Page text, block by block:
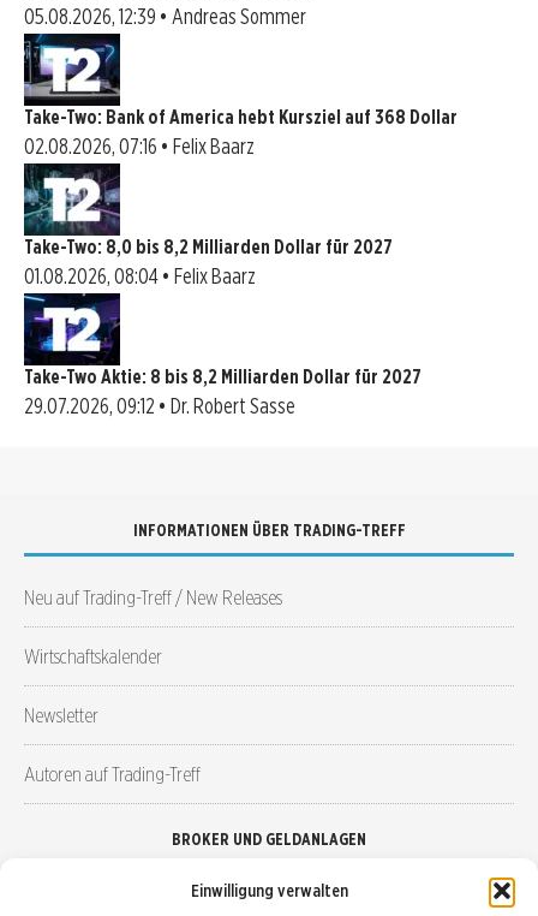
Einwilligung verwalten
05.08.2026, 12:39 • Andreas Sommer
Take-Two: Bank of America hebt Kursziel auf 368 Dollar
02.08.2026, 07:16 • Felix Baarz
Take-Two: 8,0 bis 8,2 Milliarden Dollar für 2027
01.08.2026, 08:04 • Felix Baarz
Take-Two Aktie: 8 bis 8,2 Milliarden Dollar für 2027
29.07.2026, 09:12 • Dr. Robert Sasse
INFORMATIONEN ÜBER TRADING-TREFF
Neu auf Trading-Treff / New Releases
Wirtschaftskalender
Newsletter
Autoren auf Trading-Treff
BROKER UND GELDANLAGEN